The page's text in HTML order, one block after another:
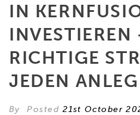
IN
INVESTIEREN
RICHTIGE
JEDEN
By Posted21st October